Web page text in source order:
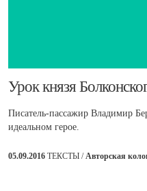
​Урок князя
Писатель-пассажир Владимир
идеальном герое.
05.09.2016 ТЕКСТЫ / Авторская